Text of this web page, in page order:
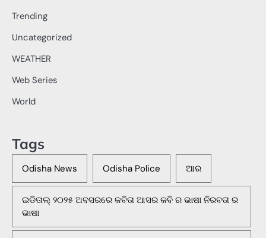
Trending
Uncategorized
WEATHER
Web Series
World
Tags
Odisha News Odisha Police ଆର
ଇଡିତାଲ୍ ୨୦୨୫ ଅବସରରେ କବିତା ଆସର କବି ର ଭାଷା ନିରବତା ର
ଭାଷା